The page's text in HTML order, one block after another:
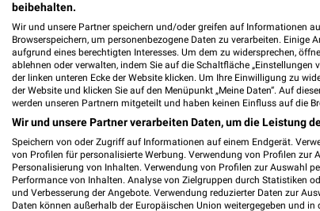
Nordsee Prospekte & Aktionen für
NORMA Prospekt und aktuelle
beibehalten.
Wir und unsere Partner speichern und/oder greifen auf Informationen
Browserspeichern, um personenbezogene Daten zu verarbeiten. Einige
aufgrund eines berechtigten Interesses. Um dem zu widersprechen,
ablehnen oder verwalten, indem Sie auf die Schaltfläche
der linken unteren Ecke der Website klicken. Um Ihre Einwilligung zu
der Website und klicken Sie auf den Menüpunkt „Meine Daten“. Auf
werden unseren Partnern mitgeteilt und haben keinen Einfluss auf die
Wir und unsere Partner verarbeiten Daten, um die Leistung
Speichern von oder Zugriff auf Informationen auf einem Endgerät.
von Profilen für personalisierte Werbung. Verwendung von Profilen zur
Personalisierung von Inhalten. Verwendung von Profilen zur Auswahl
Performance von Inhalten. Analyse von Zielgruppen durch Statistiken
und Verbesserung der Angebote. Verwendung reduzierter Daten zur
Daten können außerhalb der Europäischen Union weitergegeben und in